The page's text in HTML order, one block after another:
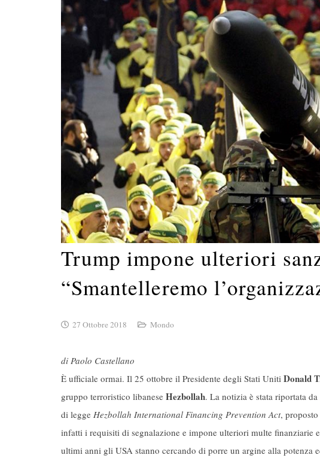
Trump impone ulteriori
“Smantelleremo
27 Ottobre 2018 Mondo
di Paolo Castellano
È ufficiale ormai. Il 25 ottobre il Presidente degli Stati Uniti Donald
gruppo terroristico libanese Hezbollah. La notizia è stata riportata da
di legge Hezbollah International Financing Prevention Act,
infatti i requisiti di segnalazione e impone ulteriori multe finanziarie
ultimi anni gli USA stanno cercando di porre un argine alla potenza